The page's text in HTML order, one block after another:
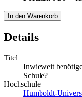
In den Warenkorb
Details
Titel
Inwieweit
Schule?
Hochschule
Humboldt-